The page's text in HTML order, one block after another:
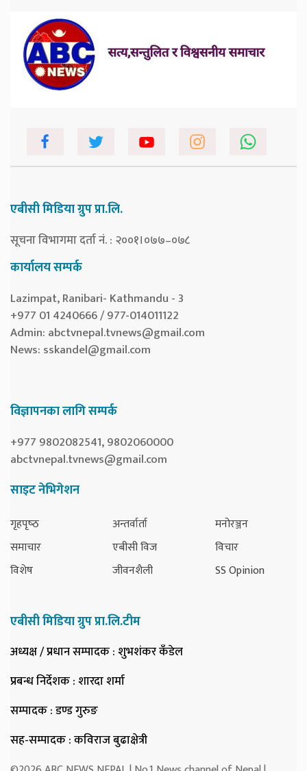
एबीसी मिडिया ग्रुप प्रा.लि.
सूचना विभागमा दर्ता नं. : २००१।०७७–०७८
कार्यालय सम्पर्क
Lazimpat, Ranibari- Kathmandu - 3
+977 01 4240666 / 977-014011122
Admin: abctvnepal.tvnews@gmail.com
News: sskandel@gmail.com
विज्ञापनका लागि सम्पर्क
+977 9802082541, 9802060000
abctvnepal.tvnews@gmail.com
साइट नेभिगेशन
गृहपृष्‍ठ
समाचार
विशेष
अन्तर्वार्ता
एबीसी विज
जीवनशैली
मनोरञ्जन
विचार
SS Opinion
एबीसी मिडिया ग्रुप प्रा.लि.टीम
अध्यक्ष / प्रधान सम्पादक: शुभशंकर कँडेल
प्रबन्ध निर्देशक: शारदा शर्मा
सम्पादक: डण्ड गुरुङ
सह-सम्पादक: कविराज बुढाक्षेत्री